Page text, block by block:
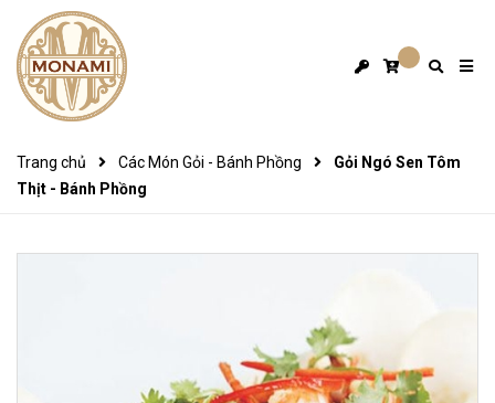
Trang chủ Các Món Gỏi - Bánh Phồng
Gỏi Ngó Sen Tôm
Thịt - Bánh Phồng